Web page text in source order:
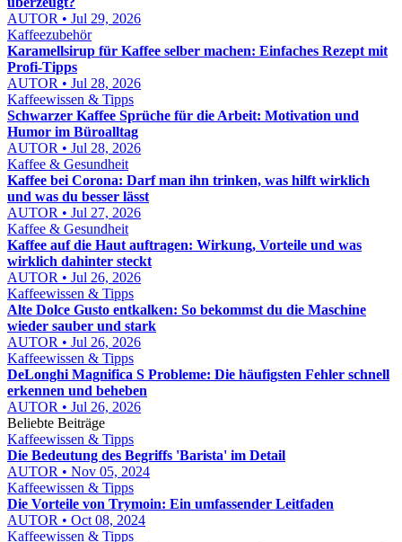
AUTOR • Jul 29, 2026
Kaffeezubehör
Karamellsirup für Kaffee selber machen: Einfaches Rezept mit
Profi-Tipps
AUTOR • Jul 28, 2026
Kaffeewissen & Tipps
Schwarzer Kaffee Sprüche für die Arbeit: Motivation und
Humor im Büroalltag
AUTOR • Jul 28, 2026
Kaffee & Gesundheit
Kaffee bei Corona: Darf man ihn trinken, was hilft wirklich
und was du besser lässt
AUTOR • Jul 27, 2026
Kaffee & Gesundheit
Kaffee auf die Haut auftragen: Wirkung, Vorteile und was
wirklich dahinter steckt
AUTOR • Jul 26, 2026
Kaffeewissen & Tipps
Alte Dolce Gusto entkalken: So bekommst du die Maschine
wieder sauber und stark
AUTOR • Jul 26, 2026
Kaffeewissen & Tipps
DeLonghi Magnifica S Probleme: Die häufigsten Fehler schnell
erkennen und beheben
AUTOR • Jul 26, 2026
Beliebte Beiträge
Kaffeewissen & Tipps
Die Bedeutung des Begriffs 'Barista' im Detail
AUTOR • Nov 05, 2024
Kaffeewissen & Tipps
Die Vorteile von Trymoin: Ein umfassender Leitfaden
AUTOR • Oct 08, 2024
Kaffeewissen & Tipps